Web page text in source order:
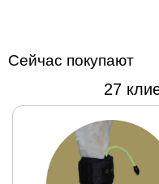
строки с
хозяина и кличку
Изготовлено в
Сейчас покупают
27